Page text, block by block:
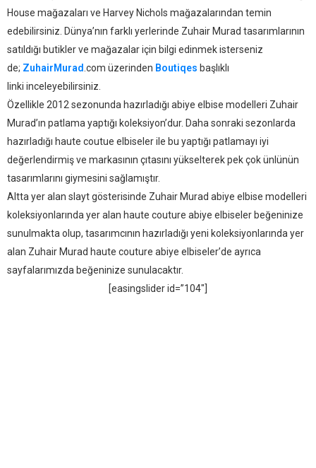
House mağazaları ve Harvey Nichols mağazalarından temin
edebilirsiniz. Dünya’nın farklı yerlerinde Zuhair Murad tasarımlarının
satıldığı butikler ve mağazalar için bilgi edinmek isterseniz
de; ZuhairMurad .com üzerinden Boutiqes başlıklı
linki inceleyebilirsiniz.
Özellikle 2012 sezonunda hazırladığı abiye elbise modelleri Zuhair
Murad’ın patlama yaptığı koleksiyon’dur. Daha sonraki sezonlarda
hazırladığı haute coutue elbiseler ile bu yaptığı patlamayı iyi
değerlendirmiş ve markasının çıtasını yükselterek pek çok ünlünün
tasarımlarını giymesini sağlamıştır.
Altta yer alan slayt gösterisinde Zuhair Murad abiye elbise modelleri
koleksiyonlarında yer alan haute couture abiye elbiseler beğeninize
sunulmakta olup, tasarımcının hazırladığı yeni koleksiyonlarında yer
alan Zuhair Murad haute couture abiye elbiseler’de ayrıca
sayfalarımızda beğeninize sunulacaktır.
[easingslider id=”104″]